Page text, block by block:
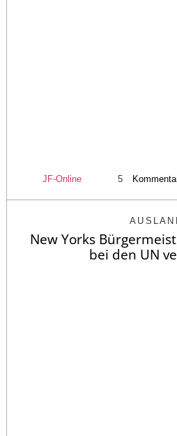
JF-Online 5
New Yorks
bei den UN